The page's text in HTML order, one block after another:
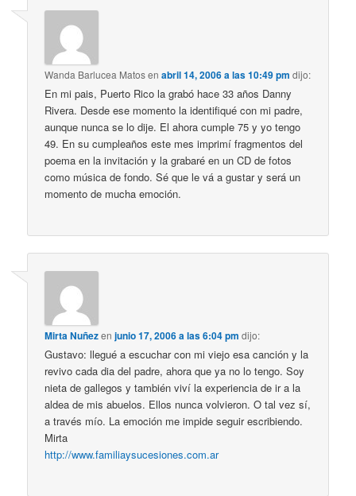
Wanda Barlucea Matosenabril 14, 2006 a las 10:49 pm dijo:
En mi pais, Puerto Rico la grabó hace 33 años Danny
Rivera. Desde ese momento la identifiqué con mi padre,
aunque nunca se lo dije. El ahora cumple 75 y yo tengo
49. En su cumpleaños este mes imprimí fragmentos del
poema en la invitación y la grabaré en un CD de fotos
como música de fondo. Sé que le vá a gustar y será un
momento de mucha emoción.
Mirta Nuñezenjunio 17, 2006 a las 6:04 pm dijo:
Gustavo: llegué a escuchar con mi viejo esa canción y la
revivo cada dia del padre, ahora que ya no lo tengo. Soy
nieta de gallegos y también viví la experiencia de ir a la
aldea de mis abuelos. Ellos nunca volvieron. O tal vez sí,
a través mío. La emoción me impide seguir escribiendo.
Mirta
http://www.familiaysucesiones.com.ar